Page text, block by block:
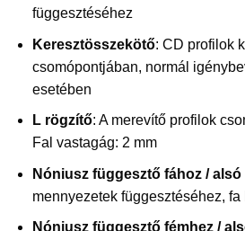
függesztéséhez
Keresztösszekötő: CD profilok
csomópontjában, normál
esetében
L rögzítő: A merevítő profilok
Fal vastagág: 2 mm
Nóniusz függesztő fához / alsó
mennyezetek függesztéséhez,
Nóniusz függesztő fémhez /